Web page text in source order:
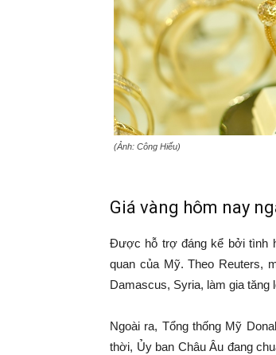
(Ảnh: Công Hiếu)
Giá vàng hôm nay
Được hỗ trợ đáng kể bởi tình
quan của Mỹ. Theo Reuters,
Damascus, Syria, làm gia tăng
Ngoài ra, Tổng thống Mỹ
thời, Ủy ban Châu Âu đang